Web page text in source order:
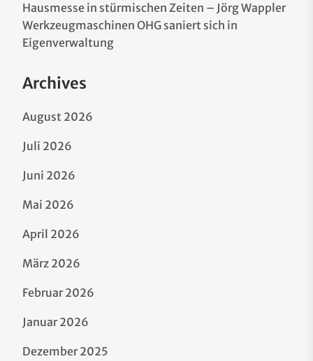
Hausmesse in stürmischen Zeiten – Jörg Wappler
Werkzeugmaschinen OHG saniert sich in
Eigenverwaltung
Archives
August 2026
Juli 2026
Juni 2026
Mai 2026
April 2026
März 2026
Februar 2026
Januar 2026
Dezember 2025